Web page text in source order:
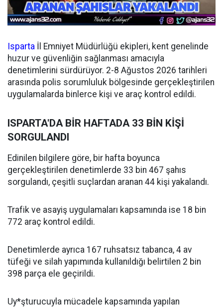
Isparta İl Emniyet Müdürlüğü ekipleri, kent genelinde
huzur ve güvenliğin sağlanması amacıyla
denetimlerini sürdürüyor. 2-8 Ağustos 2026 tarihleri
arasında polis sorumluluk bölgesinde gerçekleştirilen
uygulamalarda binlerce kişi ve araç kontrol edildi.
ISPARTA'DA BİR HAFTADA 33 BİN KİŞİ
SORGULANDI
Edinilen bilgilere göre, bir hafta boyunca
gerçekleştirilen denetimlerde 33 bin 467 şahıs
sorgulandı, çeşitli suçlardan aranan 44 kişi yakalandı.
Trafik ve asayiş uygulamaları kapsamında ise 18 bin
772 araç kontrol edildi.
Denetimlerde ayrıca 167 ruhsatsız tabanca, 4 av
tüfeği ve silah yapımında kullanıldığı belirtilen 2 bin
398 parça ele geçirildi.
Uy*şturucuyla mücadele kapsamında yapılan